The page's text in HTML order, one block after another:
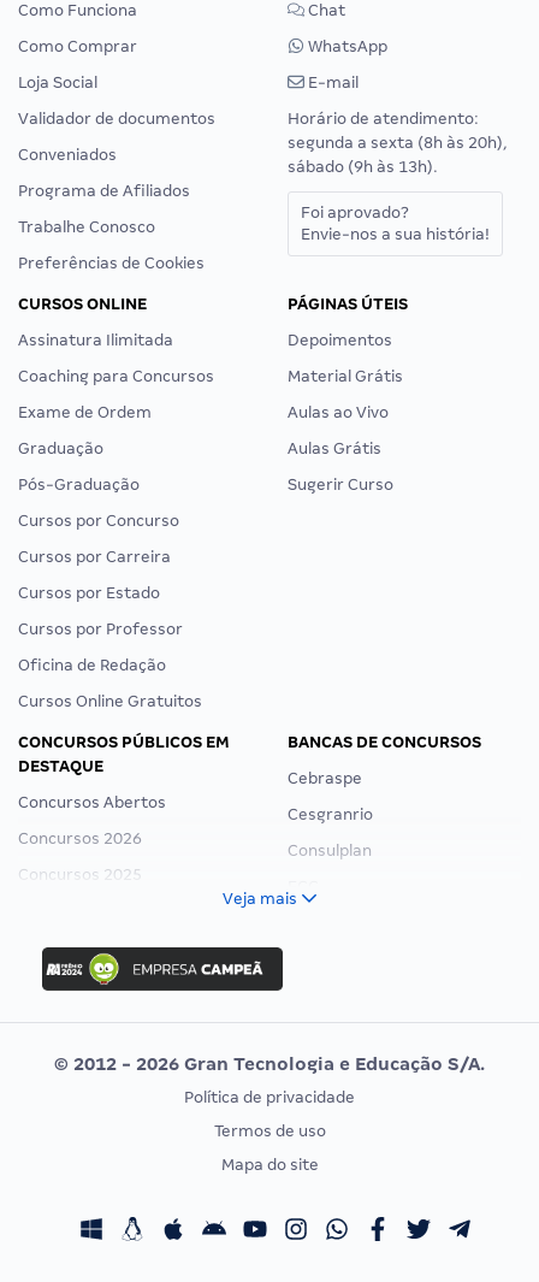
Como Funciona
Como Comprar
Loja Social
Validador de documentos
Conveniados
Programa de Afiliados
Trabalhe Conosco
Preferências de Cookies
Chat
WhatsApp
E-mail
Horário de atendimento:
segunda a sexta (8h às 20h),
sábado (9h às 13h).
Foi aprovado?
Envie-nos a sua história!
CURSOS ONLINE
Assinatura Ilimitada
Coaching para Concursos
Exame de Ordem
Graduação
Pós-Graduação
Cursos por Concurso
Cursos por Carreira
Cursos por Estado
Cursos por Professor
Oficina de Redação
Cursos Online Gratuitos
PÁGINAS ÚTEIS
Depoimentos
Material Grátis
Aulas ao Vivo
Aulas Grátis
Sugerir Curso
CONCURSOS PÚBLICOS EM
DESTAQUE
Concursos Abertos
Concursos 2026
Concursos 2025
Concurso Ibama
Concurso MPU
Editais publicados
BANCAS DE CONCURSOS
Cebraspe
Cesgranrio
Consulplan
Vunesp
CONCURSOS POR PROFISSÃO
Concursos Fiscais
EXAME DE ORDEM
Calendário OAB
Veja mais
© 2012 - 2026 Gran Tecnologia e Educação S/A.
Política de privacidade
Termos de uso
Mapa do site